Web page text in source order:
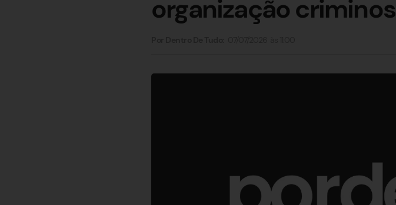
organização